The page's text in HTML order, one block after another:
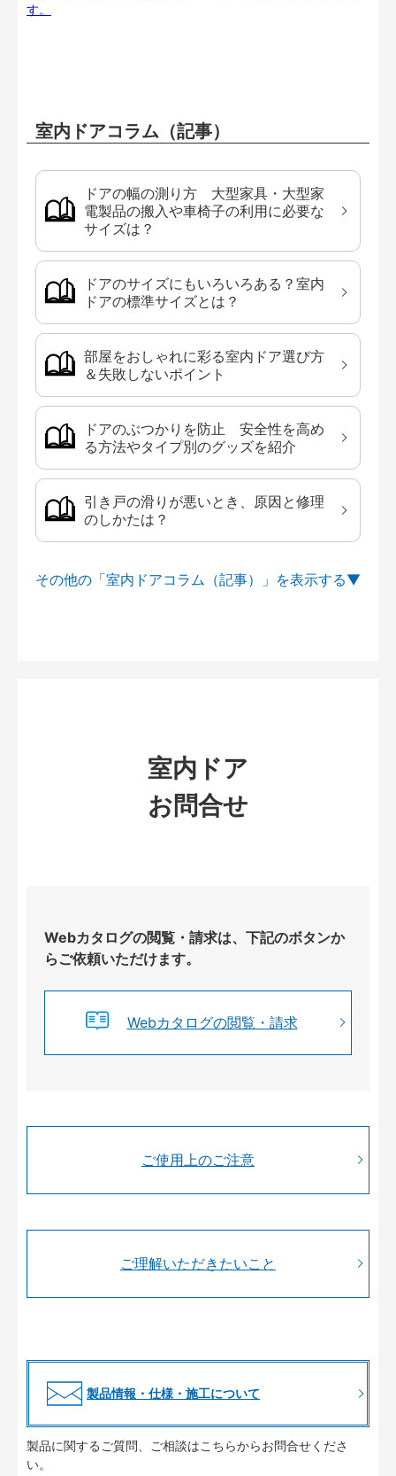
す。
室内ドアコラム（記事）
ドアの幅の測り方 大型家具・大型家
電製品の搬入や車椅子の利用に必要な
サイズは？
ドアのサイズにもいろいろある？室内
ドアの標準サイズとは？
部屋をおしゃれに彩る室内ドア選び方
＆失敗しないポイント
ドアのぶつかりを防止 安全性を高め
る方法やタイプ別のグッズを紹介
引き戸の滑りが悪いとき、原因と修理
のしかたは？
その他の「室内ドアコラム（記事）」を
室内ドア
お問合せ
Webカタログの閲覧・請求は、下記のボタンか
らご依頼いただけます。
Webカタログの閲覧・請求
ご使用上のご注意
ご理解いただきたいこと
製品情報・仕様・施工について
製品に関するご質問、ご相談はこちらからお問合せくださ
い。